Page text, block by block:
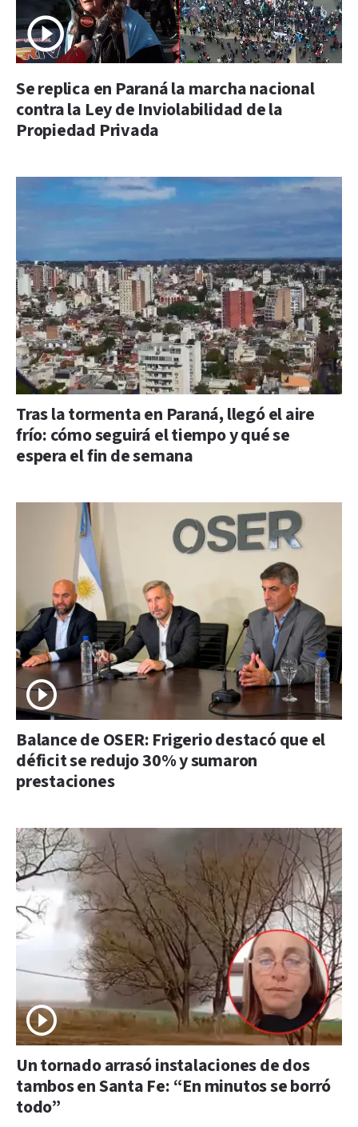
Se replica en Paraná la marcha nacional
contra la Ley de Inviolabilidad de la
Propiedad Privada
Tras la tormenta en Paraná, llegó el aire
frío: cómo seguirá el tiempo y qué se
espera el fin de semana
Balance de OSER: Frigerio destacó que el
déficit se redujo 30% y sumaron
prestaciones
Un tornado arrasó instalaciones de dos
tambos en Santa Fe: “En minutos se borró
todo”